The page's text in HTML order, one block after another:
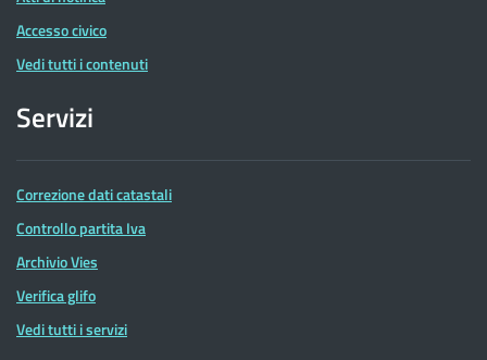
Accesso civico
Vedi tutti i contenuti
Servizi
Correzione dati catastali
Controllo partita Iva
Archivio Vies
Verifica glifo
Vedi tutti i servizi